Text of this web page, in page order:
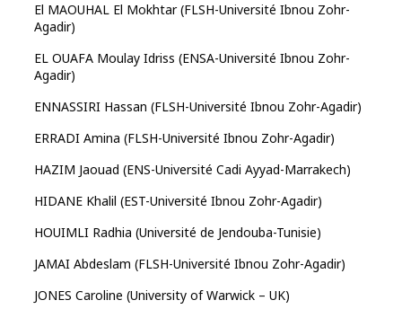
El MAOUHAL El Mokhtar (FLSH-Université Ibnou Zohr-
Agadir)
EL OUAFA Moulay Idriss (ENSA-Université Ibnou Zohr-
Agadir)
ENNASSIRI Hassan (FLSH-Université Ibnou Zohr-Agadir)
ERRADI Amina (FLSH-Université Ibnou Zohr-Agadir)
HAZIM Jaouad (ENS-Université Cadi Ayyad-Marrakech)
HIDANE Khalil (EST-Université Ibnou Zohr-Agadir)
HOUIMLI Radhia (Université de Jendouba-Tunisie)
JAMAI Abdeslam (FLSH-Université Ibnou Zohr-Agadir)
JONES Caroline (University of Warwick – UK)